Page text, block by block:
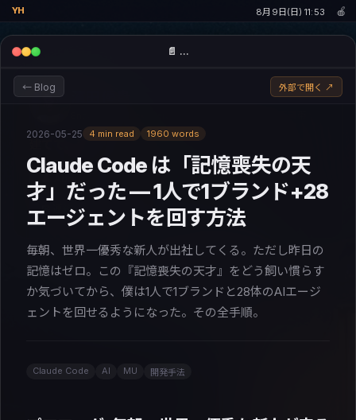
YH 8月9日(日) 11:53 🍎
🚀 Projects 💬 Chat
✉ 連絡する
📄 …
← Blog 外部で開く ↗
2026-05-25 4 min read 1960 words
Claude Code は「記憶喪失の天
才」だった — 1人で1ブランド+28
エージェントを回す方法
毎朝、世界一優秀な新人が出社してくる。ただし昨日の
記憶はゼロ。この『記憶喪失の天才』をどう飼い慣らす
か気づいてから、僕は1人で1ブランドと28体のAIエージ
ェントを回せるようになった。その全手順。
Claude Code AI MU 開発手法